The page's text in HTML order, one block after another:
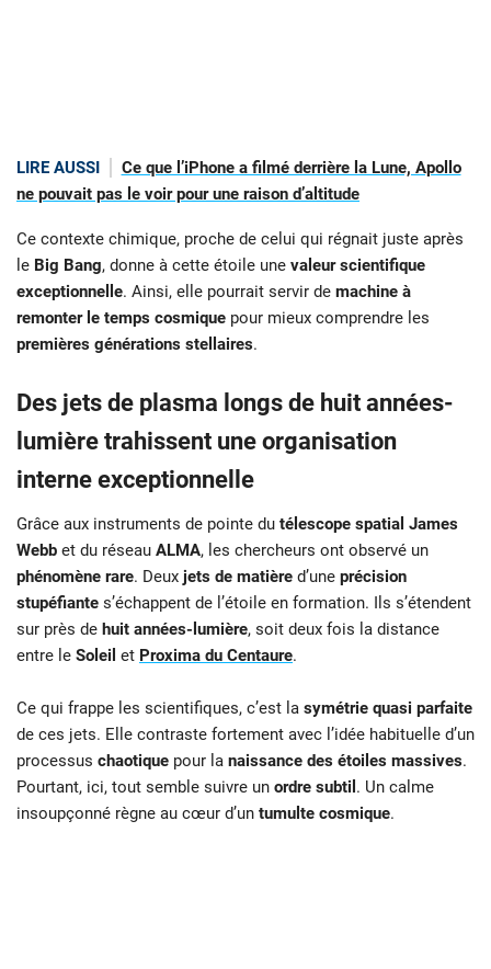
LIRE AUSSI
Ce que l’iPhone a filmé derrière la Lune, Apollo
ne pouvait pas le voir pour une raison d’altitude
Ce contexte chimique, proche de celui qui régnait juste après
le Big Bang, donne à cette étoile une valeur scientifique
exceptionnelle. Ainsi, elle pourrait servir de machine à
remonter le temps cosmique pour mieux comprendre les
premières générations stellaires.
Des jets de plasma longs de huit années-
lumière trahissent une organisation
interne exceptionnelle
Grâce aux instruments de pointe du télescope spatial James
Webb et du réseau ALMA, les chercheurs ont observé un
phénomène rare. Deux jets de matière d’une précision
stupéfiante s’échappent de l’étoile en formation. Ils s’étendent
sur près de huit années-lumière, soit deux fois la distance
entre le Soleil et Proxima du Centaure.
Ce qui frappe les scientifiques, c’est la symétrie quasi parfaite
de ces jets. Elle contraste fortement avec l’idée habituelle d’un
processus chaotique pour la naissance des étoiles massives.
Pourtant, ici, tout semble suivre un ordre subtil . Un calme
insoupçonné règne au cœur d’un tumulte cosmique.